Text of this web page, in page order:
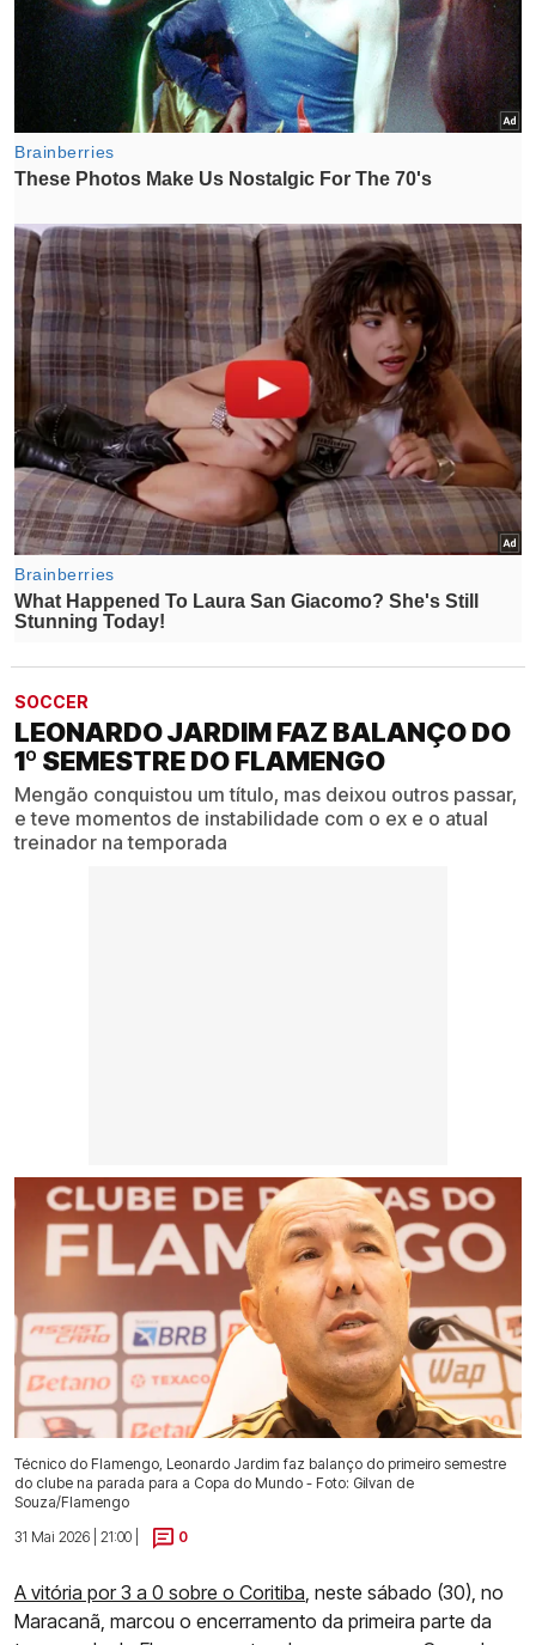
SOCCER
LEONARDO JARDIM FAZ BALANÇO DO
1º SEMESTRE DO FLAMENGO
Mengão conquistou um título, mas deixou outros passar,
e teve momentos de instabilidade com o ex e o atual
treinador na temporada
Técnico do Flamengo, Leonardo Jardim faz balanço do primeiro semestre
do clube na parada para a Copa do Mundo - Foto: Gilvan de
Souza/Flamengo
31 Mai 2026 | 21:00 |
0
A vitória por 3 a 0 sobre o Coritiba , neste sábado (30), no
Maracanã, marcou o encerramento da primeira parte da